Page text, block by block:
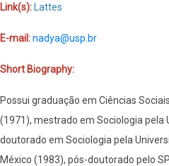
Link(s): Lattes
E-mail:nadya@usp.br
Short Biography:
Possui graduação em Ciências
(1971), mestrado em Sociologia pela
doutorado em Sociologia pela
México (1983), pós-doutorado pelo